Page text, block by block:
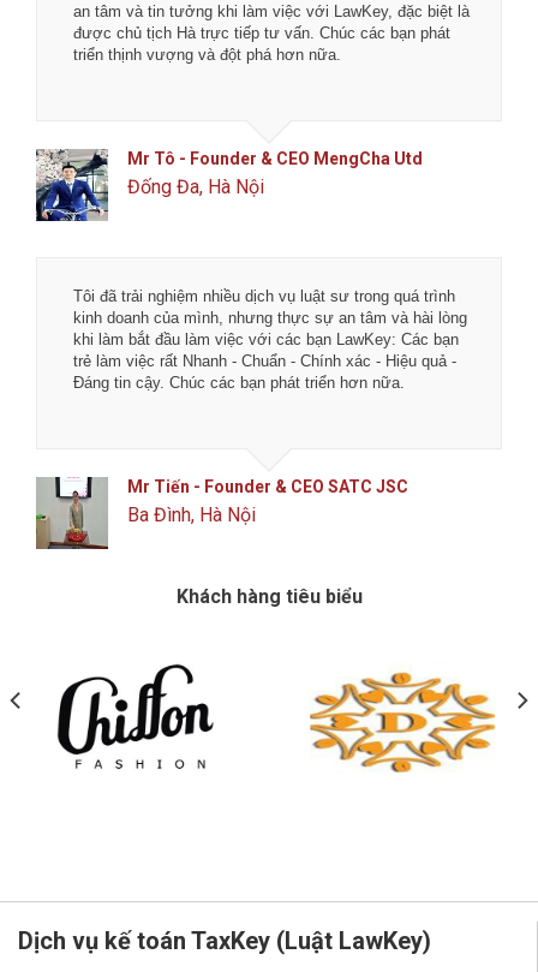
an tâm và tin tưởng khi làm việc với LawKey, đặc biệt là
được chủ tịch Hà trực tiếp tư vấn. Chúc các bạn phát
triển thịnh vượng và đột phá hơn nữa.
Mr Tô - Founder & CEO MengCha Utd
Đống Đa, Hà Nội
Tôi đã trải nghiệm nhiều dịch vụ luật sư trong quá trình
kinh doanh của mình, nhưng thực sự an tâm và hài lòng
khi làm bắt đầu làm việc với các bạn LawKey: Các bạn
trẻ làm việc rất Nhanh - Chuẩn - Chính xác - Hiệu quả -
Đáng tin cậy. Chúc các bạn phát triển hơn nữa.
Mr Tiến - Founder & CEO SATC JSC
Ba Đình, Hà Nội
Khách hàng tiêu biểu
Dịch vụ kế toán TaxKey (Luật LawKey)